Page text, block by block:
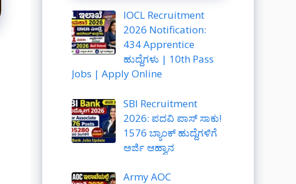
IOCL Recruitment
2026 Notification:
434 Apprentice
ಹುದ್ದೆಗಳು | 10th Pass
Jobs | Apply Online
SBI Recruitment
2026: ಪದವಿ ಪಾಸ್ ಸಾಕು!
1576 ಬ್ಯಾಂಕ್ ಹುದ್ದೆಗಳಿಗೆ
ಅರ್ಜಿ ಆಹ್ವಾನ
Army AOC